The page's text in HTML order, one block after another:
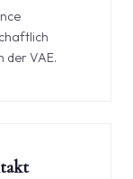
der VAE.